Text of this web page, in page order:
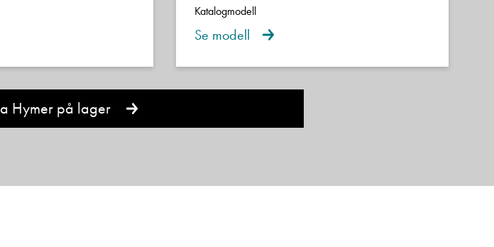
noe? Spør!
for bruk er gjeldende.
Katalogmodell
Se modell
Hymer på lager